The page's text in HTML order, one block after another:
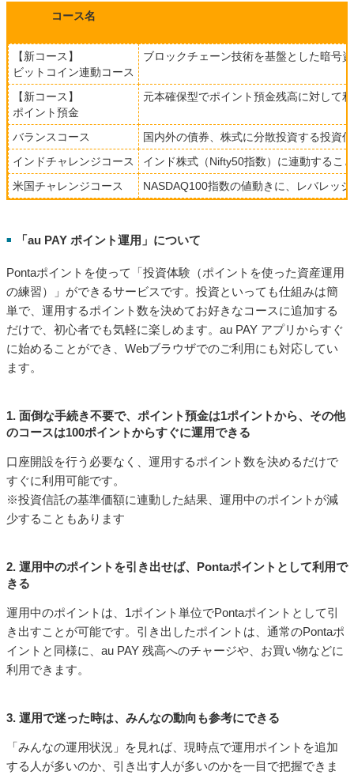
コース名
【新コース】
ビットコイン連動コース
ブロックチェーン技術を基盤とした暗号
【新コース】
ポイント預金
元本確保型でポイント預金残高に対して
バランスコース
国内外の債券、株式に分散投資する投資
インドチャレンジコース
インド株式（Nifty50指数）に連動するこ
米国チャレンジコース
NASDAQ100指数の値動きに、レバレッ
■ 「au PAY ポイント運用」について
Pontaポイントを使って「投資体験（ポイントを使った資産運用
の練習）」ができるサービスです。投資といっても仕組みは簡
単で、運用するポイント数を決めてお好きなコースに追加する
だけで、初心者でも気軽に楽しめます。au PAY アプリからすぐ
に始めることができ、Webブラウザでのご利用にも対応してい
ます。
1. 面倒な手続き不要で、ポイント預金は1ポイントから、その他
のコースは100ポイントからすぐに運用できる
口座開設を行う必要なく、運用するポイント数を決めるだけで
すぐに利用可能です。
※投資信託の基準価額に連動した結果、運用中のポイントが減
少することもあります
2. 運用中のポイントを引き出せば、Pontaポイントとして利用で
きる
運用中のポイントは、1ポイント単位でPontaポイントとして引
き出すことが可能です。引き出したポイントは、通常のPontaポ
イントと同様に、au PAY 残高へのチャージや、お買い物などに
利用できます。
3. 運用で迷った時は、みんなの動向も参考にできる
「みんなの運用状況」を見れば、現時点で運用ポイントを追加
する人が多いのか、引き出す人が多いのかを一目で把握できま